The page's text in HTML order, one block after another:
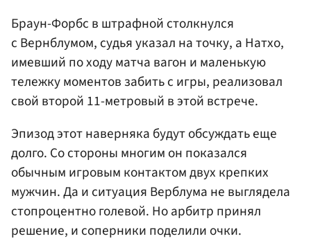
Браун-Форбс в штрафной столкнулся
с Вернблумом, судья указал на точку, а Натхо,
имевший по ходу матча вагон и маленькую
тележку моментов забить с игры, реализовал
свой второй 11-метровый в этой встрече.
Эпизод этот наверняка будут обсуждать еще
долго. Со стороны многим он показался
обычным игровым контактом двух крепких
мужчин. Да и ситуация Верблума не выглядела
стопроцентно голевой. Но арбитр принял
решение, и соперники поделили очки.